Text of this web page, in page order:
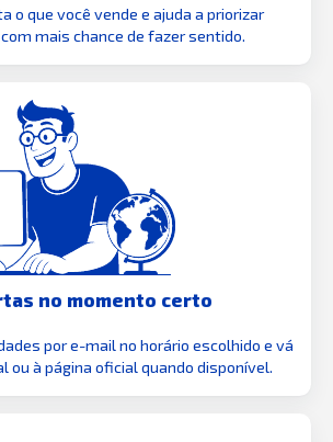
o que você vende e ajuda a priorizar
mais chance de fazer sentido.
no momento certo
por e-mail no horário escolhido e vá
ou à página oficial quando disponível.